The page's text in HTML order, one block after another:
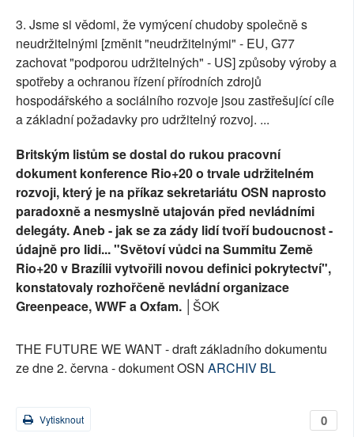
3. Jsme si vědomi, že vymýcení chudoby společně s
neudržitelnými [změnit "neudržitelnými" - EU, G77
zachovat "podporou udržitelných" - US] způsoby výroby a
spotřeby a ochranou řízení přírodních zdrojů
hospodářského a sociálního rozvoje jsou zastřešující cíle
a základní požadavky pro udržitelný rozvoj. ...
Britským listům se dostal do rukou pracovní
dokument konference Rio+20 o trvale udržitelném
rozvoji, který je na příkaz sekretariátu OSN naprosto
paradoxně a nesmyslně utajován před nevládními
delegáty. Aneb - jak se za zády lidí tvoří budoucnost -
údajně pro lidi... "Světoví vůdci na Summitu Země
Rio+20 v Brazílii vytvořili novou definici pokrytectví",
konstatovaly rozhořčeně nevládní organizace
Greenpeace, WWF a Oxfam. │ŠOK
THE FUTURE WE WANT - draft základního dokumentu
ze dne 2. června - dokument OSN ARCHIV BL
0
Vytisknout